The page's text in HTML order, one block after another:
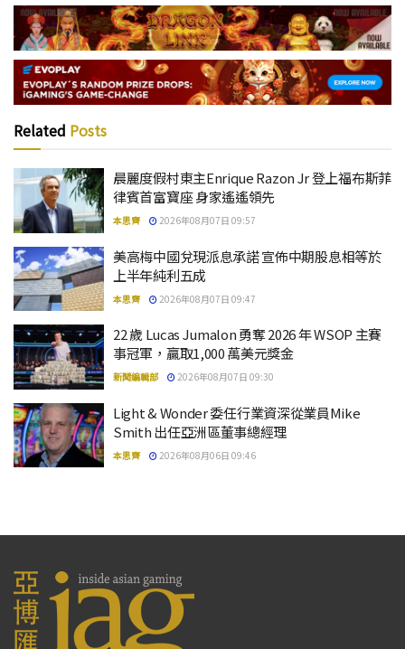
Related Posts
晨麗度假村東主Enrique Razon Jr 登上福布斯菲
律賓首富寶座 身家遙遙領先
本思齊 2026年08月07日 09:57
美高梅中國兌現派息承諾 宣佈中期股息相等於
上半年純利五成
本思齊 2026年08月07日 09:47
22 歲 Lucas Jumalon 勇奪 2026 年 WSOP 主賽
事冠軍，贏取1,000 萬美元獎金
新聞編輯部 2026年08月07日 09:30
Light & Wonder 委任行業資深從業員Mike
Smith 出任亞洲區董事總經理
本思齊 2026年08月06日 09:46